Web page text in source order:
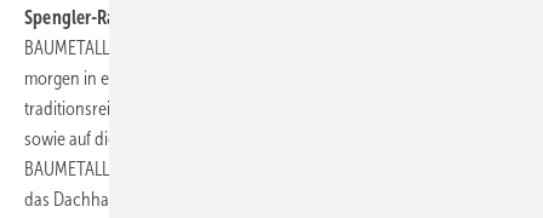
Spengler-Raumschiff und Kathedrale
BAUMETALL-Team so gut, den Kontrast zwischen gestern, heute und
morgen in einer Ausgabe aufzuzeigen. In diesem Heft trifft
traditionsreiches Bleidachdeckerhandwerk auf zeitgemäße Fassaden
sowie auf digitale und KI-gesteuerte Systeme. Das symbolträchtige
BAUMETALL-Spengler-Raumschiff kreist dabei in einer Umlaufbahn um
das Dachhandwerk und setzt ein deutliches Zeichen für